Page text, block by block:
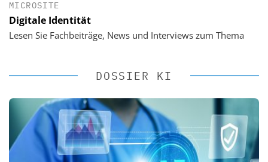
MICROSITE
Digitale Identität
Lesen Sie Fachbeiträge, News und Interviews zum Thema
DOSSIER KI